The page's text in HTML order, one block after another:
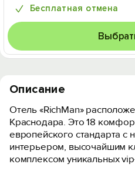
Бесплатная отмена
Описание
Отель «RichMan»
Краснодара. Это 18
европейского стандарта с
интерьером, высочайшим
комплексом уникальных